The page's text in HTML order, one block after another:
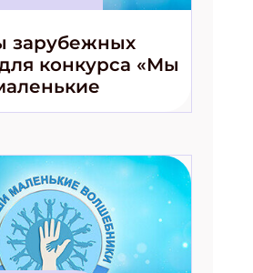
зарубежных
конкурса «Мы
ПОДПИСАТЬСЯ